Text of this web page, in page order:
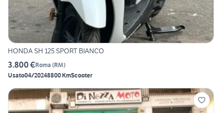
HONDA SH 125 SPORT BIANCO
3.800 €Roma (RM)
Usato04/20248800 KmScooter